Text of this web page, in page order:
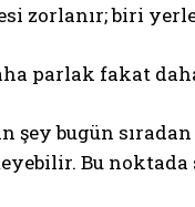
zorlanır; biri
parlak fakat
şey bugün
Bu noktada